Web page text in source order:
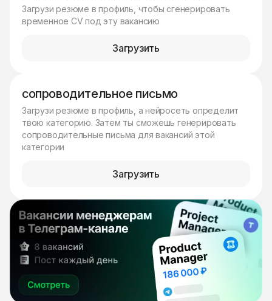
Загрузи резюме в профиль, чтобы сгенерировать
временное CV под эту вакансию
Загрузить
сопроводительное письмо
Загрузи резюме в профиль, а нейросеть определит
твою категорию. Затем ты сможешь генерировать
сопроводительные письма для вакансий этой
категории
Загрузить